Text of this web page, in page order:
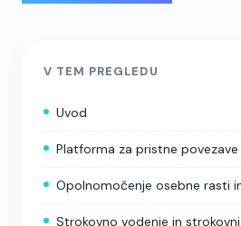
V TEM PREGLEDU
Uvod
Platforma za pristne povezave
Opolnomočenje osebne rasti
Strokovno vodenje in